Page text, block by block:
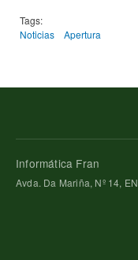
Tags:
Noticias
Apertura
Informática Fran
Avda. Da Mariña, Nº 14,